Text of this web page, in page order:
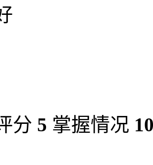
分 5 掌握情况